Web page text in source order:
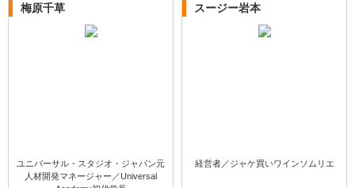
梅原千草
ユニバーサル・スタジオ・ジャパン元
人材開発マネージャー／Universal
スージー岩本
経営者／ジャケ買いワインソムリエ